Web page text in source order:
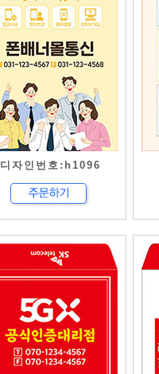
디자인번호:h1096